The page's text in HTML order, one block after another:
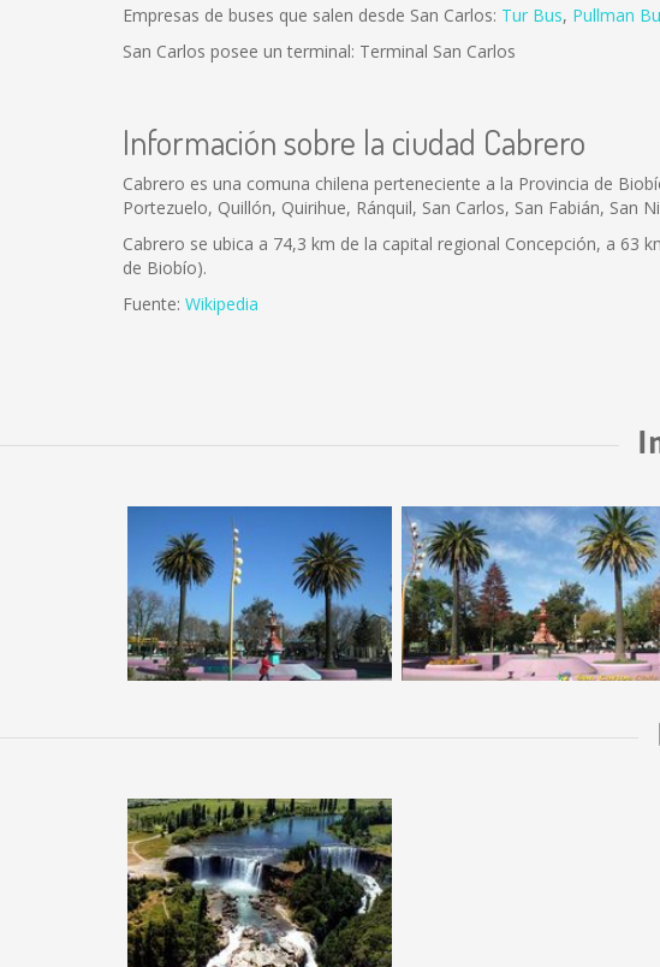
Empresas de buses que salen desde San Carlos: Tur Bus, Pullman
San Carlos posee un terminal: Terminal San Carlos
Información sobre la ciudad Cabrero
Cabrero es una comuna chilena perteneciente a la Provincia de
Portezuelo, Quillón, Quirihue, Ránquil, San Carlos, San Fabián, San
Cabrero se ubica a 74,3 km de la capital regional Concepción, a 63
de Biobío).
Fuente: Wikipedia